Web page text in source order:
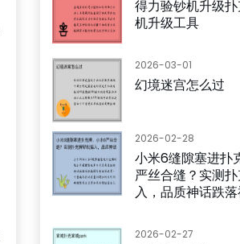
得力验钞机升级
机升级工具
2026-03-01
幻境迷宫怎么过
2026-02-28
小米6缝隙塞进扑
严丝合缝？实测
入，品质神话跌
2026-02-27